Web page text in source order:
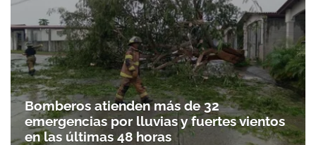
Bomberos atienden más de 32
emergencias por lluvias y fuertes vientos
en las últimas 48 horas